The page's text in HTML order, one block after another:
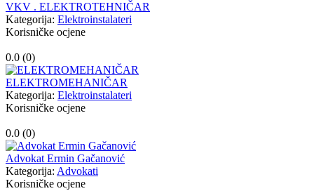
VKV . ELEKTROTEHNIČAR
Kategorija: Elektroinstalateri
Korisničke ocjene
0.0 (0)
ELEKTROMEHANIČAR
Kategorija: Elektroinstalateri
Korisničke ocjene
0.0 (0)
Advokat Ermin Gačanović
Kategorija: Advokati
Korisničke ocjene